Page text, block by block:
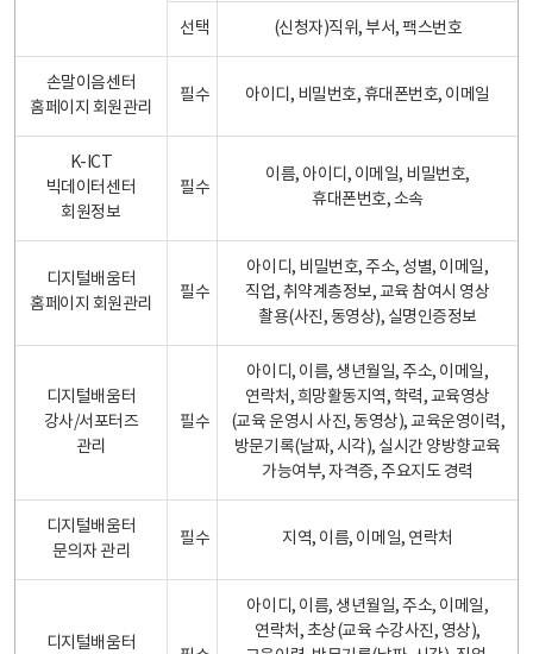
선택 (신청자)직위, 부서, 팩스번호
손말이음센터
홈페이지 회원관리
필수 아이디, 비밀번호, 휴대폰번호, 이메일
K-ICT
빅데이터센터
회원정보
필수
이름, 아이디, 이메일, 비밀번호,
휴대폰번호, 소속
디지털배움터
홈페이지 회원관리
필수
아이디, 비밀번호, 주소, 성별, 이메일,
직업, 취약계층정보, 교육 참여시 영상
촬용(사진, 동영상), 실명인증정보
디지털배움터
강사/서포터즈
관리
필수
아이디, 이름, 생년월일, 주소, 이메일,
연락처, 희망활동지역, 학력, 교육영상
(교육 운영시 사진, 동영상), 교육운영이력,
방문기록(날짜, 시각), 실시간 양방향교육
가능여부, 자격증, 주요지도 경력
디지털배움터
문의자 관리
필수 지역, 이름, 이메일, 연락처
디지털배움터
아이디, 이름, 생년월일, 주소, 이메일,
연락처, 초상(교육 수강사진, 영상),